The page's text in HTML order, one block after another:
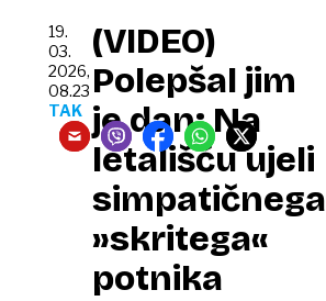
(VIDEO)
Polepšal jim
je dan: Na
letališču ujeli
simpatičnega
»skritega«
potnika
19.
03.
2026,
08.23
TAK